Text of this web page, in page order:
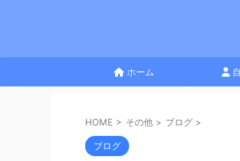
ホーム
HOME > その他 > ブログ >
ブログ